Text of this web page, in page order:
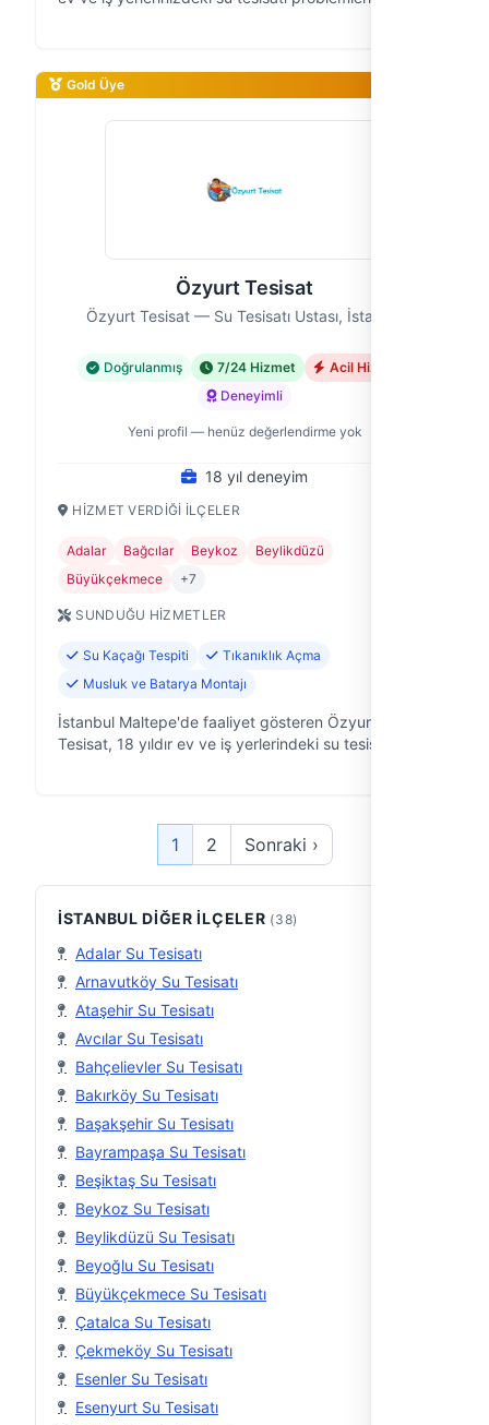
Gold Üye
Özyurt Tesisat
Özyurt Tesisat — Su Tesisatı Ustası, İstanbul
Doğrulanmış 7/24 Hizmet
Acil Hizmet
Deneyimli
Yeni profil — henüz değerlendirme yok
18 yıl deneyim
HIZMET VERDIĞI İLÇELER
Adalar Bağcılar Beykoz
Beylikdüzü
Büyükçekmece
+7
SUNDUĞU HIZMETLER
Su Kaçağı Tespiti
Tıkanıklık Açma
Musluk ve Batarya Montajı
İstanbul Maltepe'de faaliyet gösteren Özyurt
Tesisat, 18 yıldır ev ve iş yerlerindeki su tesisatı
1 2 Sonraki ›
İSTANBUL DIĞER İLÇELER (38)
Adalar Su Tesisatı
Arnavutköy Su Tesisatı
Ataşehir Su Tesisatı
Avcılar Su Tesisatı
Bahçelievler Su Tesisatı
Bakırköy Su Tesisatı
Başakşehir Su Tesisatı
Bayrampaşa Su Tesisatı
Beşiktaş Su Tesisatı
Beykoz Su Tesisatı
Beylikdüzü Su Tesisatı
Beyoğlu Su Tesisatı
Büyükçekmece Su Tesisatı
Çatalca Su Tesisatı
Çekmeköy Su Tesisatı
Esenler Su Tesisatı
Esenyurt Su Tesisatı